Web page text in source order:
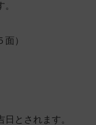
）
とされます。